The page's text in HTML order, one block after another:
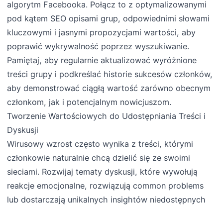
algorytm Facebooka. Połącz to z optymalizowanymi
pod kątem SEO opisami grup, odpowiednimi słowami
kluczowymi i jasnymi propozycjami wartości, aby
poprawić wykrywalność poprzez wyszukiwanie.
Pamiętaj, aby regularnie aktualizować wyróżnione
treści grupy i podkreślać historie sukcesów członków,
aby demonstrować ciągłą wartość zarówno obecnym
członkom, jak i potencjalnym nowicjuszom.
Tworzenie Wartościowych do Udostępniania Treści i
Dyskusji
Wirusowy wzrost często wynika z treści, którymi
członkowie naturalnie chcą dzielić się ze swoimi
sieciami. Rozwijaj tematy dyskusji, które wywołują
reakcje emocjonalne, rozwiązują common problems
lub dostarczają unikalnych insightów niedostępnych